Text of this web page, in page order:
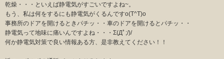
乾燥・・・といえば静電気がすごいですよね~。
もう、私は何をするにも静電気がくるんですo(T^T)o
事務所のドアを開けるときパチッ・・車のドアを開けるとパチッ・・
静電気って地味に痛いんですよね・・・Σ(Дﾟ;/)/
何か静電気対策で良い情報ある方、是非教えてください！！